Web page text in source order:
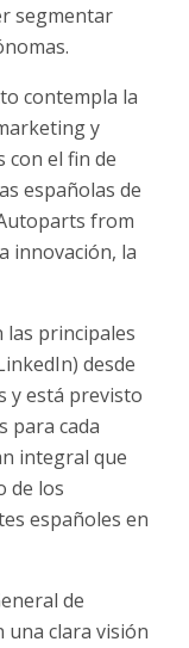
segmentar
contempla la
y
con el fin de
españolas de
from
innovación, la
las principales
desde
y está previsto
para cada
integral que
de los
españoles en
de
una clara visión